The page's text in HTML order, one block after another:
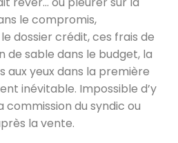
le compromis,
dossier crédit, ces frais de
de sable dans le budget, la
aux yeux dans la première
inévitable. Impossible d’y
du syndic ou
la vente.